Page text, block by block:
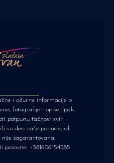
i ažurne informacije o
fotografije i opise. Ipak,
potpunu tačnost svih
su deo naše ponude, ali
nije zagarantovana.
pozovite: +381606154585